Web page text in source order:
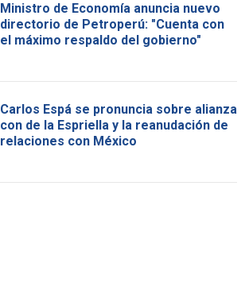
Ministro de Economía anuncia nuevo
directorio de Petroperú: "Cuenta con
el máximo respaldo del gobierno"
Carlos Espá se pronuncia sobre alianza
con de la Espriella y la reanudación de
relaciones con México